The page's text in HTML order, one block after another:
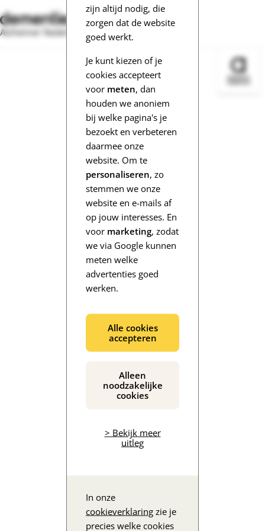
zijn altijd nodig, die
zorgen dat de website
goed werkt.
Je kunt kiezen of je
cookies accepteert
voor meten, dan
houden we anoniem
bij welke pagina's je
bezoekt en verbeteren
daarmee onze
website. Om te
personaliseren, zo
stemmen we onze
website en e-mails af
op jouw interesses. En
voor marketing, zodat
we via Google kunnen
meten welke
advertenties goed
werken.
Alle cookies
accepteren
Alleen
noodzakelijke
cookies
> Bekijk meer
uitleg
In onze
cookieverklaring zie je
precies welke cookies
Alzheimer Nederland
De inhoud wordt geladen...